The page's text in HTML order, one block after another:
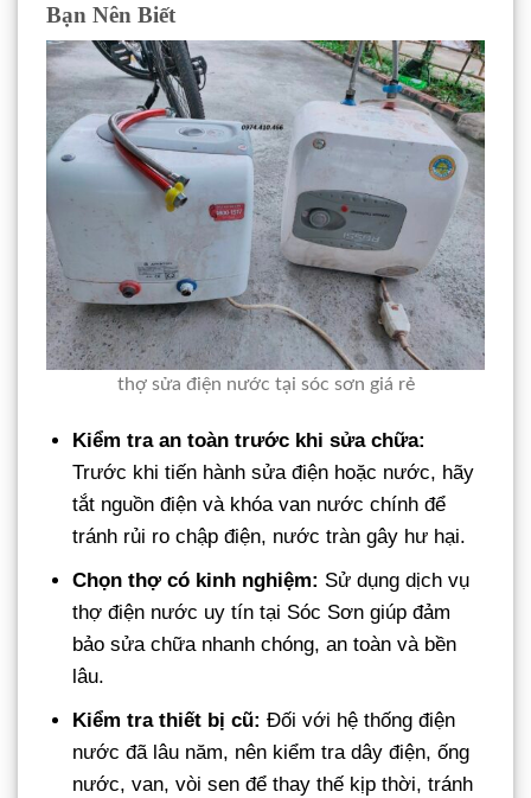
Bạn Nên Biết
thợ sửa điện nước tại sóc sơn giá rẻ
Kiểm tra an toàn trước khi sửa chữa:
Trước khi tiến hành sửa điện hoặc nước, hãy
tắt nguồn điện và khóa van nước chính để
tránh rủi ro chập điện, nước tràn gây hư hại.
Chọn thợ có kinh nghiệm: Sử dụng dịch vụ
thợ điện nước uy tín tại Sóc Sơn giúp đảm
bảo sửa chữa nhanh chóng, an toàn và bền
lâu.
Kiểm tra thiết bị cũ: Đối với hệ thống điện
nước đã lâu năm, nên kiểm tra dây điện, ống
nước, van, vòi sen để thay thế kịp thời, tránh